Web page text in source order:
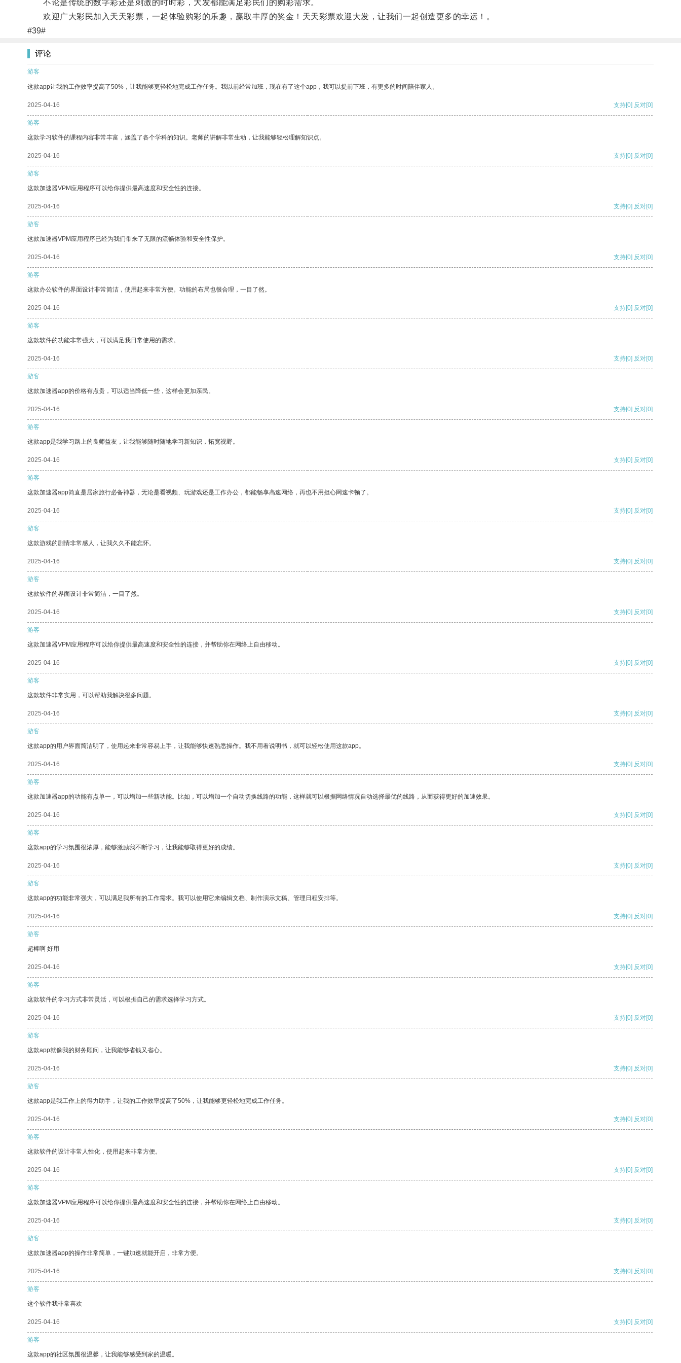
不论是传统的数字彩还是刺激的时时彩，大发都能满足彩民们的购彩需求。
欢迎广大彩民加入天天彩票，一起体验购彩的乐趣，赢取丰厚的奖金！天天彩票欢迎大发，让我们一起创造更多的幸运！。
#39#
评论
游客
这款app让我的工作效率提高了50%，让我能够更轻松地完成工作任务。我以前经常加班，现在有了这个app，我可以提前下班，有更多的时间陪伴家人。
2025-04-16 支持[0] 反对[0]
游客
这款学习软件的课程内容非常丰富，涵盖了各个学科的知识。老师的讲解非常生动，让我能够轻松理解知识点。
2025-04-16 支持[0] 反对[0]
游客
这款加速器VPM应用程序可以给你提供最高速度和安全性的连接。
2025-04-16 支持[0] 反对[0]
游客
这款加速器VPM应用程序已经为我们带来了无限的流畅体验和安全性保护。
2025-04-16 支持[0] 反对[0]
游客
这款办公软件的界面设计非常简洁，使用起来非常方便。功能的布局也很合理，一目了然。
2025-04-16 支持[0] 反对[0]
游客
这款软件的功能非常强大，可以满足我日常使用的需求。
2025-04-16 支持[0] 反对[0]
游客
这款加速器app的价格有点贵，可以适当降低一些，这样会更加亲民。
2025-04-16 支持[0] 反对[0]
游客
这款app是我学习路上的良师益友，让我能够随时随地学习新知识，拓宽视野。
2025-04-16 支持[0] 反对[0]
游客
这款加速器app简直是居家旅行必备神器，无论是看视频、玩游戏还是工作办公，都能畅享高速网络，再也不用担心网速卡顿了。
2025-04-16 支持[0] 反对[0]
游客
这款游戏的剧情非常感人，让我久久不能忘怀。
2025-04-16 支持[0] 反对[0]
游客
这款软件的界面设计非常简洁，一目了然。
2025-04-16 支持[0] 反对[0]
游客
这款加速器VPM应用程序可以给你提供最高速度和安全性的连接，并帮助你在网络上自由移动。
2025-04-16 支持[0] 反对[0]
游客
这款软件非常实用，可以帮助我解决很多问题。
2025-04-16 支持[0] 反对[0]
游客
这款app的用户界面简洁明了，使用起来非常容易上手，让我能够快速熟悉操作。我不用看说明书，就可以轻松使用这款app。
2025-04-16 支持[0] 反对[0]
游客
这款加速器app的功能有点单一，可以增加一些新功能。比如，可以增加一个自动切换线路的功能，这样就可以根据网络情况自动选择最优的线路，从而获得更好的加速效果。
2025-04-16 支持[0] 反对[0]
游客
这款app的学习氛围很浓厚，能够激励我不断学习，让我能够取得更好的成绩。
2025-04-16 支持[0] 反对[0]
游客
这款app的功能非常强大，可以满足我所有的工作需求。我可以使用它来编辑文档、制作演示文稿、管理日程安排等。
2025-04-16 支持[0] 反对[0]
游客
超棒啊 好用
2025-04-16 支持[0] 反对[0]
游客
这款软件的学习方式非常灵活，可以根据自己的需求选择学习方式。
2025-04-16 支持[0] 反对[0]
游客
这款app就像我的财务顾问，让我能够省钱又省心。
2025-04-16 支持[0] 反对[0]
游客
这款app是我工作上的得力助手，让我的工作效率提高了50%，让我能够更轻松地完成工作任务。
2025-04-16 支持[0] 反对[0]
游客
这款软件的设计非常人性化，使用起来非常方便。
2025-04-16 支持[0] 反对[0]
游客
这款加速器VPM应用程序可以给你提供最高速度和安全性的连接，并帮助你在网络上自由移动。
2025-04-16 支持[0] 反对[0]
游客
这款加速器app的操作非常简单，一键加速就能开启，非常方便。
2025-04-16 支持[0] 反对[0]
游客
这个软件我非常喜欢
2025-04-16 支持[0] 反对[0]
游客
这款app的社区氛围很温馨，让我能够感受到家的温暖。